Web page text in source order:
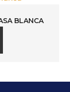
BLANCA